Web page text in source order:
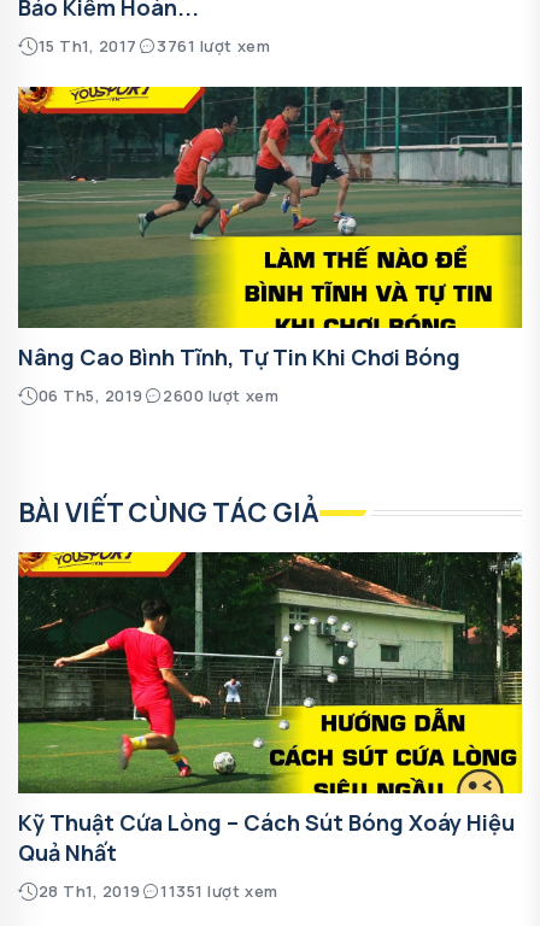
Bảo Kiếm Hoàn...
15 Th1, 2017 3761 lượt xem
Nâng Cao Bình Tĩnh, Tự Tin Khi Chơi Bóng
06 Th5, 2019 2600 lượt xem
BÀI VIẾT CÙNG TÁC GIẢ
Kỹ Thuật Cứa Lòng – Cách Sút Bóng Xoáy Hiệu
Quả Nhất
28 Th1, 2019 11351 lượt xem